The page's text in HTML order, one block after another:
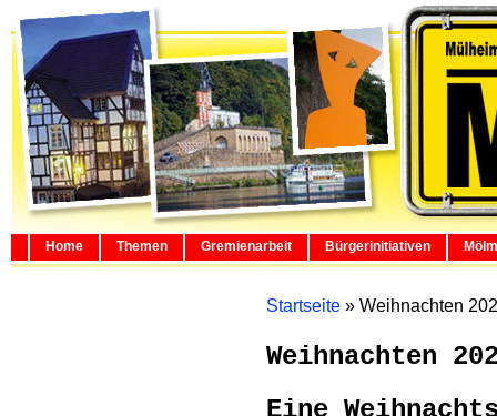
Home Themen Gremienarbeit Bürgerinitiativen
Startseite » Weihnachten
Weihnachten
Eine